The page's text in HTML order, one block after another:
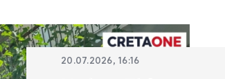
20.07.2026, 16:16